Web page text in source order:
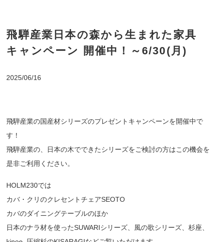
飛騨産業日本の森から生まれた家具
キャンペーン 開催中！～6/30(月)
2025/06/16
飛騨産業の国産材シリーズのプレゼントキャンペーンを開催中で
す！
飛騨産業の、日本の木でできたシリーズをご検討の方はこの機会を
是非ご利用ください。
HOLM230では
カバ・クリのクレセントチェアSEOTO
カバのダイニングテーブルのほか
日本のナラ材を使ったSUWARIシリーズ、風の歌シリーズ、杉座、